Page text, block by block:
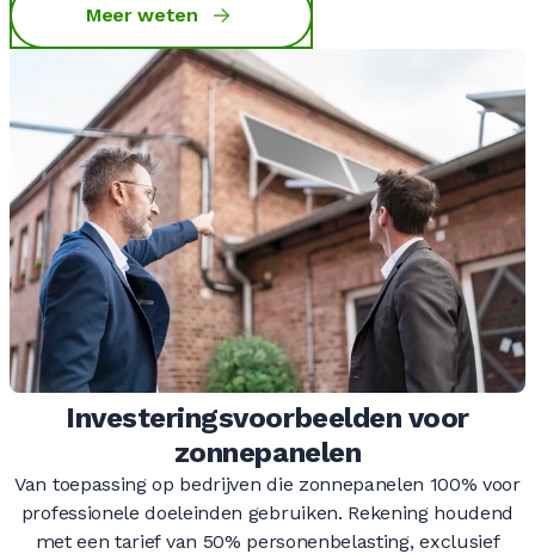
Meer weten
Investeringsvoorbeelden voor
zonnepanelen
Van toepassing op bedrijven die zonnepanelen 100% voor
professionele doeleinden gebruiken. Rekening houdend
met een tarief van 50% personenbelasting, exclusief